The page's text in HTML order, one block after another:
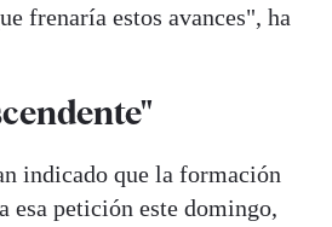
frenaría estos avances", ha
indicado que la formación
esa petición este domingo,